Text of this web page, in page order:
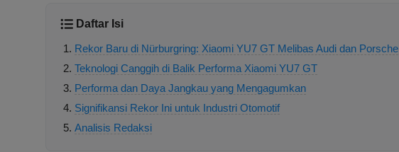
Daftar Isi
Rekor Baru di Nürburgring: Xiaomi YU7 GT Melibas Audi dan Porsche
Teknologi Canggih di Balik Performa Xiaomi YU7 GT
Performa dan Daya Jangkau yang Mengagumkan
Signifikansi Rekor Ini untuk Industri Otomotif
Analisis Redaksi